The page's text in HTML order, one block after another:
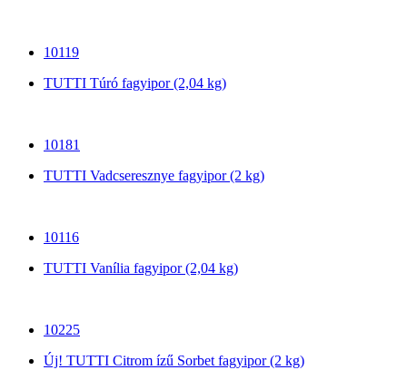
10119
TUTTI Túró fagyipor (2,04 kg)
10181
TUTTI Vadcseresznye fagyipor (2 kg)
10116
TUTTI Vanília fagyipor (2,04 kg)
10225
Új! TUTTI Citrom ízű Sorbet fagyipor (2 kg)